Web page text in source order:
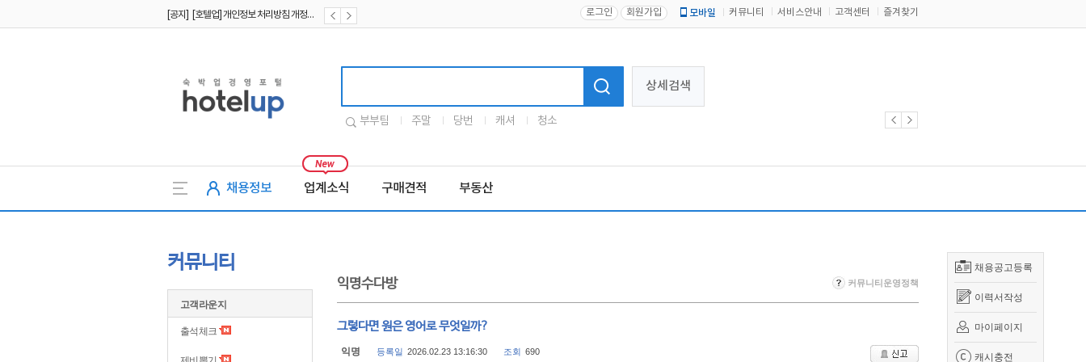
[공지] [호텔업] 개인정보 처리방침 개정본2 (19.09.02) 로그인 회원가입 모바일 커뮤니티 서비스안내 고객센터 즐겨찾기
상세검색
부부팀 주말 당번 캐셔 청소
채용정보 업계소식 구매견적 부동산
채용공고등록
이력서작성
마이페이지
캐시충전
커뮤니티
고객라운지
출석체크
익명수다방 커뮤니티운영정책
그렇다면 원은 영어로 무엇일까?
익명 등록일 2026.02.23 13:16:30 조회 690